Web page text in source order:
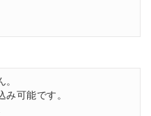
可能です。